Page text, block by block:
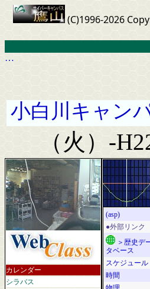
(C)1996-2026
…
小白川キャン
（火）-
カレンダー
シラバス
(asp)
●外部リンク
＞歴史デ
タベース
スケジュール
時間